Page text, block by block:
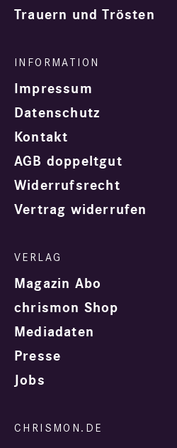
Trauern und Trösten
Impressum
Datenschutz
Kontakt
AGB doppeltgut
Widerrufsrecht
Vertrag widerrufen
Magazin Abo
chrismon Shop
Mediadaten
Presse
Jobs